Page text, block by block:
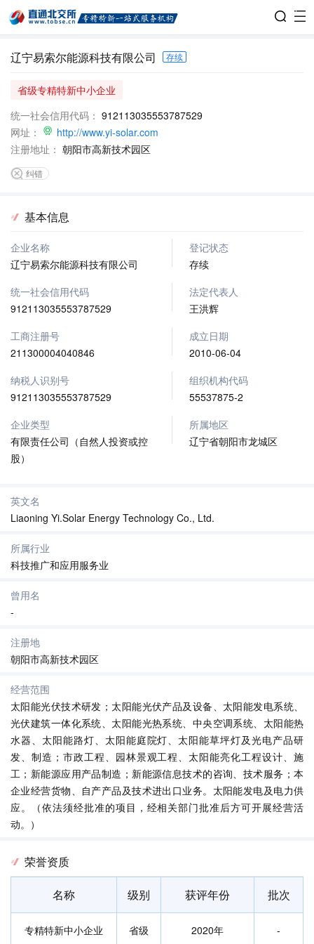
辽宁易索尔能源科技有限公司 存续
省级专精特新中小企业
统一社会信用代码： 912113035553787529
网址：
http://www.yi-solar.com
注册地址： 朝阳市高新技术园区
纠错
基本信息
企业名称
辽宁易索尔能源科技有限公司
登记状态
存续
统一社会信用代码
912113035553787529
法定代表人
王洪辉
工商注册号
211300004040846
成立日期
2010-06-04
纳税人识别号
912113035553787529
组织机构代码
55537875-2
企业类型
有限责任公司（自然人投资或控
股）
所属地区
辽宁省朝阳市龙城区
英文名
Liaoning Yi.Solar Energy Technology Co., Ltd.
所属行业
科技推广和应用服务业
曾用名
-
注册地
朝阳市高新技术园区
经营范围
太阳能光伏技术研发；太阳能光伏产品及设备、太阳能发电系统、
光伏建筑一体化系统、太阳能光热系统、中央空调系统、太阳能热
水器、太阳能路灯、太阳能庭院灯、太阳能草坪灯及光电产品研
发、制造；市政工程、园林景观工程、太阳能亮化工程设计、施
工；新能源应用产品制造；新能源信息技术的咨询、技术服务；本
企业经营货物、自产产品及技术进出口业务。太阳能发电及电力供
应。（依法须经批准的项目，经相关部门批准后方可开展经营活
动。）
荣誉资质
名称 级别 获评年份 批次
专精特新中小企业 省级 2020年 -